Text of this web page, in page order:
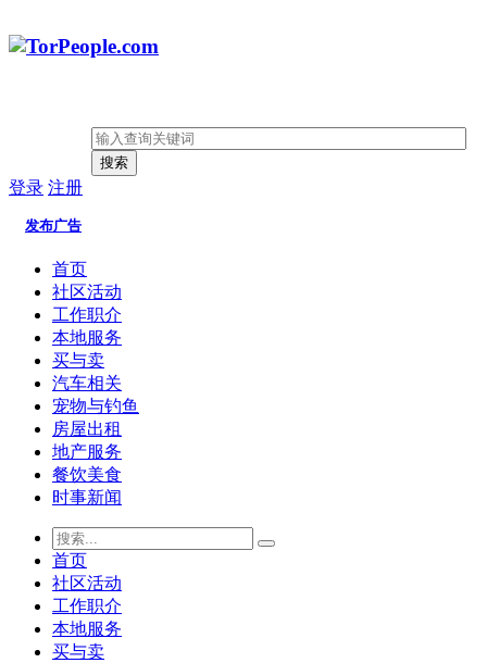
搜索
登录 注册
发布广告
首页
社区活动
工作职介
本地服务
买与卖
汽车相关
宠物与钓鱼
房屋出租
地产服务
餐饮美食
时事新闻
首页
社区活动
工作职介
本地服务
买与卖